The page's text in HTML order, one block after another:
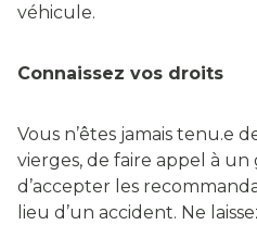
véhicule.
Connaissez vos droits
Vous n’êtes jamais tenu.e
vierges, de faire appel à
d’accepter les
lieu d’un accident. Ne